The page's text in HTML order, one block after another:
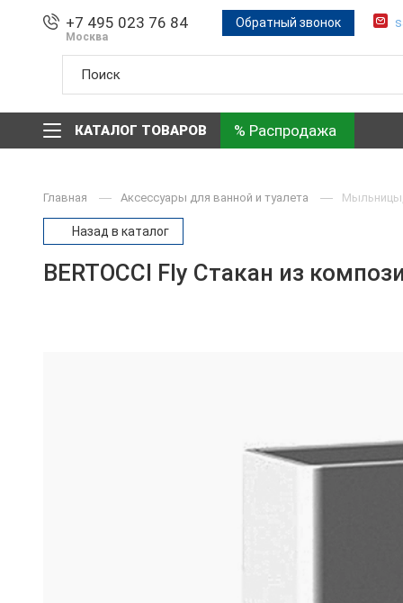
+7 495 023 76 84
Москва
Обратный звонок
КАТАЛОГ ТОВАРОВ % Распродажа
Главная Аксессуары для ванной и туалета
Назад в каталог
BERTOCCI Fly Стакан из